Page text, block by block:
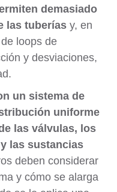
demasiado
las tuberíasy, en
loops de
y desviaciones,
un sistema de
uniforme
las válvulas, los
las sustancias
deben considerar
y cómo se alarga